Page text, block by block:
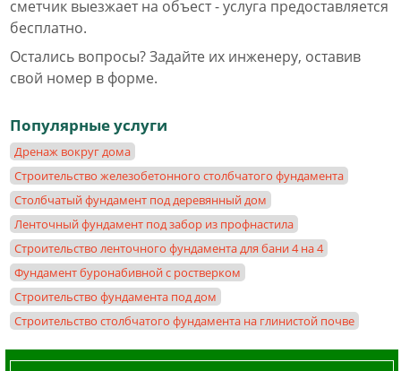
сметчик выезжает на объест - услуга предоставляется
бесплатно.
Остались вопросы? Задайте их инженеру, оставив
свой номер в форме.
Популярные услуги
Дренаж вокруг дома
Строительство железобетонного столбчатого фундамента
Столбчатый фундамент под деревянный дом
Ленточный фундамент под забор из профнастила
Строительство ленточного фундамента для бани 4 на 4
Фундамент буронабивной с ростверком
Cтроительство фундамента под дом
Строительство столбчатого фундамента на глинистой почве